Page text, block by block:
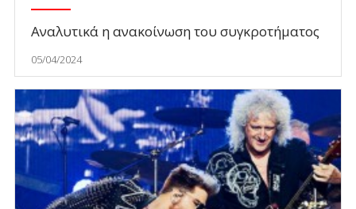
Αναλυτικά η ανακοίνωση του συγκροτήματος
05/04/2024